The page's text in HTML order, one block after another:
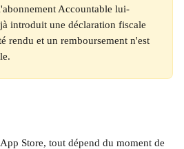
Accountable lui-
introduit une déclaration fiscale
rendu et un remboursement n'est
Store, tout dépend du moment de